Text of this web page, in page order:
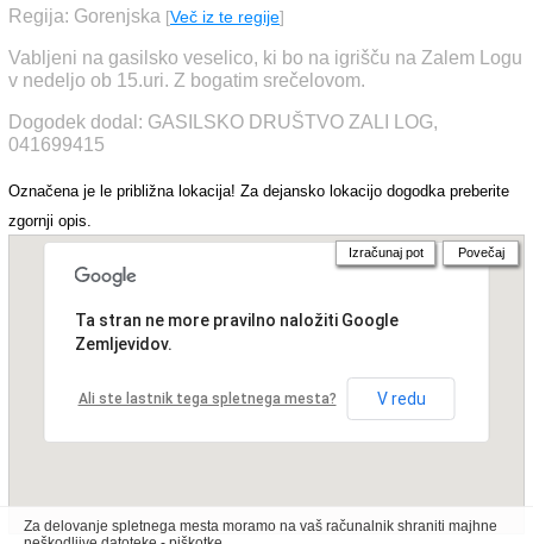
Regija: Gorenjska [Več iz te regije]
Vabljeni na gasilsko veselico, ki bo na igrišču na Zalem Logu
v nedeljo ob 15.uri. Z bogatim srečelovom.
Dogodek dodal: GASILSKO DRUŠTVO ZALI LOG,
041699415
Označena je le približna lokacija! Za dejansko lokacijo dogodka preberite
zgornji opis.
Ta stran ne more pravilno naložiti Google
Zemljevidov.
Ali ste lastnik tega spletnega mesta? V redu
Izračunaj pot Povečaj
Za delovanje spletnega mesta moramo na vaš računalnik shraniti majhne